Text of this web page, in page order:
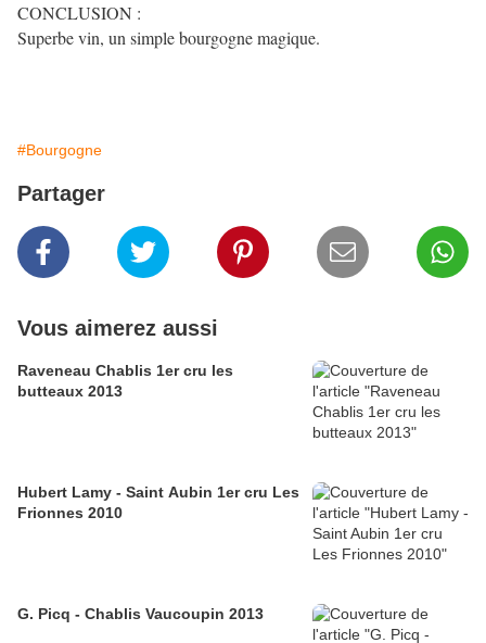
CONCLUSION :
Superbe vin, un simple bourgogne magique.
#Bourgogne
Partager
Vous aimerez aussi
Raveneau Chablis 1er cru les
butteaux 2013
Hubert Lamy - Saint Aubin 1er cru Les
Frionnes 2010
G. Picq - Chablis Vaucoupin 2013